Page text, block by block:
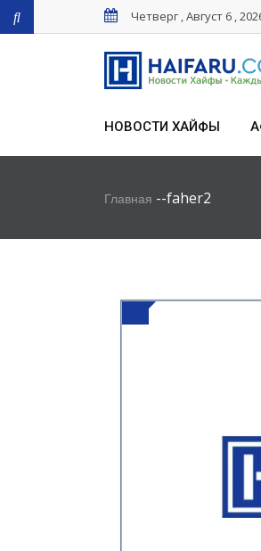
Четверг , Август 6 ,
НОВОСТИ ХАЙФЫ
Главная --faher2